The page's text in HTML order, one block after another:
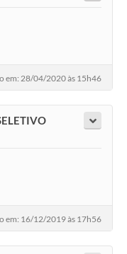
em: 28/04/2020 às 15h46
em: 16/12/2019 às 17h56